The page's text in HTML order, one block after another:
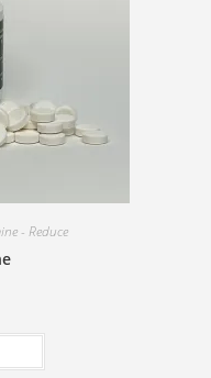
- Reduce